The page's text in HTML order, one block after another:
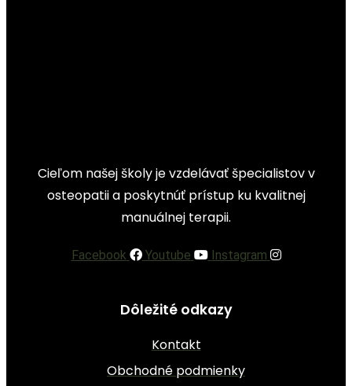
Cieľom našej školy je vzdelávať špecialistov v
osteopatii a poskytnúť prístup ku kvalitnej
manuálnej terapii.
Facebook Youtube Instagram
Dôležité odkazy
Kontakt
Obchodné podmienky